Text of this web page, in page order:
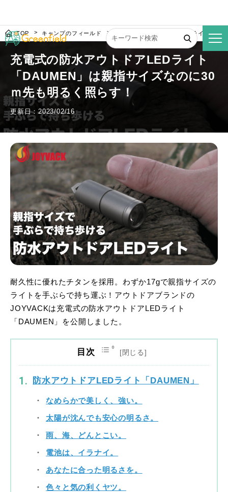
TOP キャンプのフィールド 充電式の防水アウトドアLEDライト「
充電式の防水アウトドアLEDライト
「DAUMEN」は親指サイズなのに30
ｍ先も明るく照らす！
更新日：2023/02/16
耐久性に優れたチタンを採用。わずか17gで親指サイズの
ライトを手ぶらで持ち運ぶ！アウトドアブランドの
JOYVACKは充電式の防水アウトドアLEDライト
「DAUMEN」を公開しました。
目次
防水アウトドアLEDライト「DAUMEN」
なめらかで美しく、強い。
太陽が沈んでも安心の明るさ。
雨、海、どんとこい。
電池は、イラナイ。
あなたに合った明るさを。
色々と気の利くヤツ。